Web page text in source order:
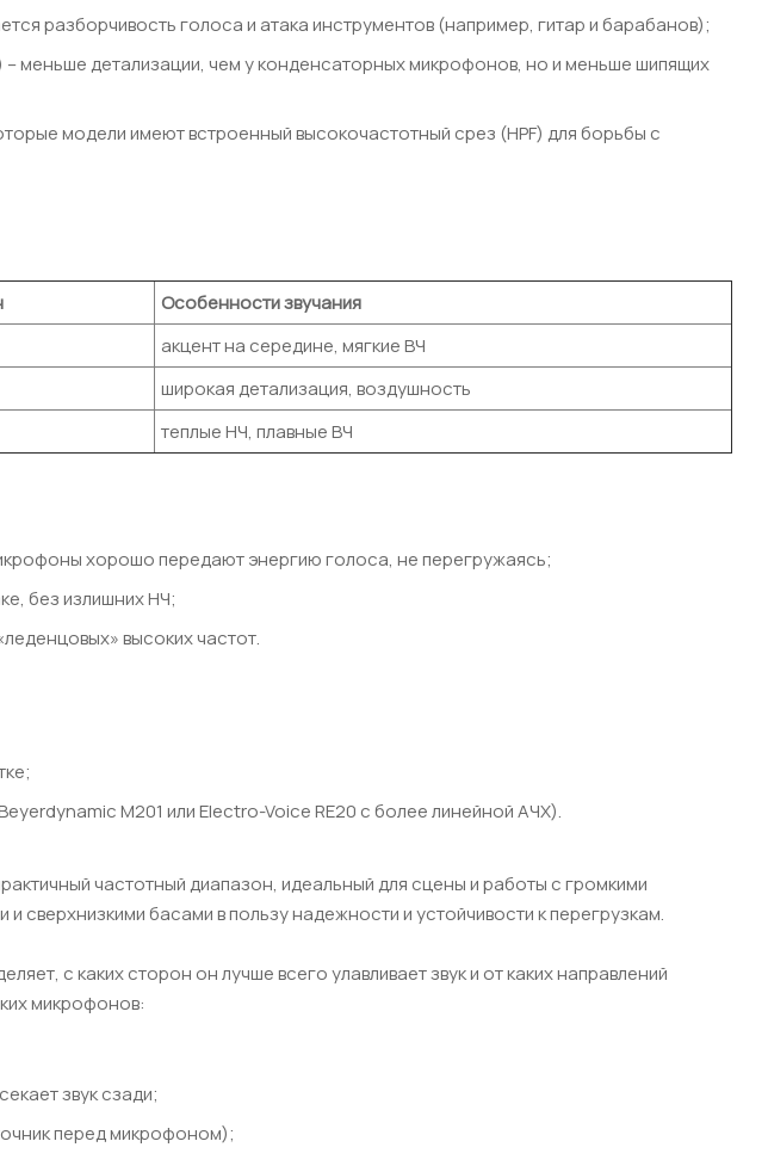
разборчивость голоса и атака инструментов (например, гитар и барабанов);
– меньше детализации, чем у конденсаторных микрофонов, но и меньше шипящих
модели имеют встроенный высокочастотный срез (HPF) для борьбы с
Особенности звучания
акцент на середине, мягкие ВЧ
широкая детализация, воздушность
теплые НЧ, плавные ВЧ
хорошо передают энергию голоса, не перегружаясь;
без излишних НЧ;
высоких частот.
M201 или Electro-Voice RE20 с более линейной АЧХ).
частотный диапазон, идеальный для сцены и работы с громкими
сверхнизкими басами в пользу надежности и устойчивости к перегрузкам.
с каких сторон он лучше всего улавливает звук и от каких направлений
микрофонов:
звук сзади;
перед микрофоном);